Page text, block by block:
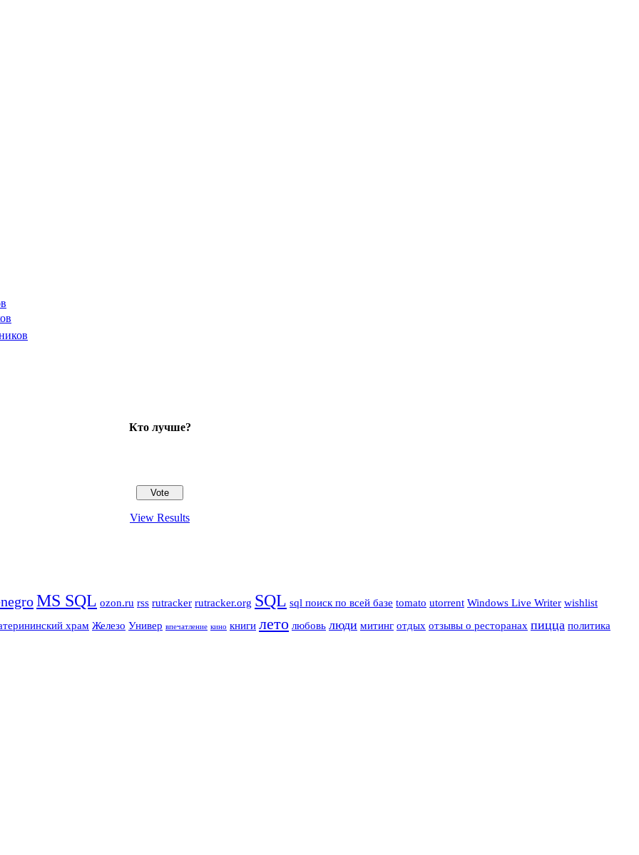
Кто лучше?
View Results
MS SQL ozon.ru rss rutracker rutracker.org SQL sql поиск по всей базе tomato utorrent Windows Live Writer wishlist
храм Железо Универ впечатление кино книги лето любовь люди митинг отдых отзывы о ресторанах пицца политика